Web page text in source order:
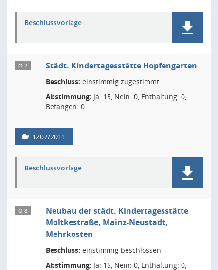
Beschlussvorlage
Ö 7 Städt. Kindertagesstätte Hopfengarten
Beschluss: einstimmig zugestimmt
Abstimmung: Ja: 15, Nein: 0, Enthaltung: 0,
Befangen: 0
1207/2011
Beschlussvorlage
Ö 8
Neubau der städt. Kindertagesstätte
Moltkestraße, Mainz-Neustadt,
Mehrkosten
Beschluss: einstimmig beschlossen
Abstimmung: Ja: 15, Nein: 0, Enthaltung: 0,